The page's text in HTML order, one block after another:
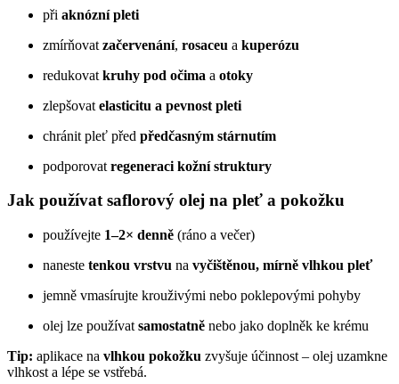
při aknózní pleti
zmírňovat začervenání, rosaceu a kuperózu
redukovat kruhy pod očima a otoky
zlepšovat elasticitu a pevnost pleti
chránit pleť před předčasným stárnutím
podporovat regeneraci kožní struktury
Jak používat saflorový olej na pleť a pokožku
používejte 1–2× denně (ráno a večer)
naneste tenkou vrstvu na vyčištěnou, mírně vlhkou pleť
jemně vmasírujte krouživými nebo poklepovými pohyby
olej lze používat samostatně nebo jako doplněk ke krému
Tip: aplikace na vlhkou pokožku zvyšuje účinnost – olej uzamkne
vlhkost a lépe se vstřebá.